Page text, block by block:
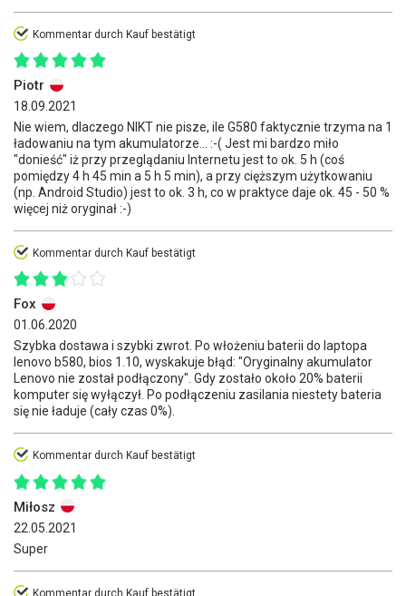
Kommentar durch Kauf bestätigt
Piotr
18.09.2021
Nie wiem, dlaczego NIKT nie pisze, ile G580 faktycznie trzyma na 1
ładowaniu na tym akumulatorze... :-( Jest mi bardzo miło
"donieść" iż przy przeglądaniu Internetu jest to ok. 5 h (coś
pomiędzy 4 h 45 min a 5 h 5 min), a przy cięższym użytkowaniu
(np. Android Studio) jest to ok. 3 h, co w praktyce daje ok. 45 - 50 %
więcej niż oryginał :-)
Kommentar durch Kauf bestätigt
Fox
01.06.2020
Szybka dostawa i szybki zwrot. Po włożeniu baterii do laptopa
lenovo b580, bios 1.10, wyskakuje błąd: "Oryginalny akumulator
Lenovo nie został podłączony". Gdy zostało około 20% baterii
komputer się wyłączył. Po podłączeniu zasilania niestety bateria
się nie ładuje (cały czas 0%).
Kommentar durch Kauf bestätigt
Miłosz
22.05.2021
Super
Kommentar durch Kauf bestätigt